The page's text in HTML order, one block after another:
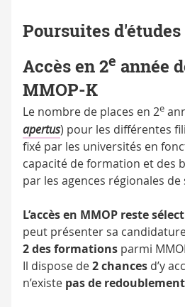
Poursuites d'études
Accès en 2e année
MMOP-K
Le nombre de places en 2e
apertus) pour les différentes
fixé par les universités en
capacité de formation et des
par les agences régionales de
L’accès en MMOP reste
peut présenter sa
2 des formations parmi
Il dispose de2 chances d’y
n’existe pas de redoublement